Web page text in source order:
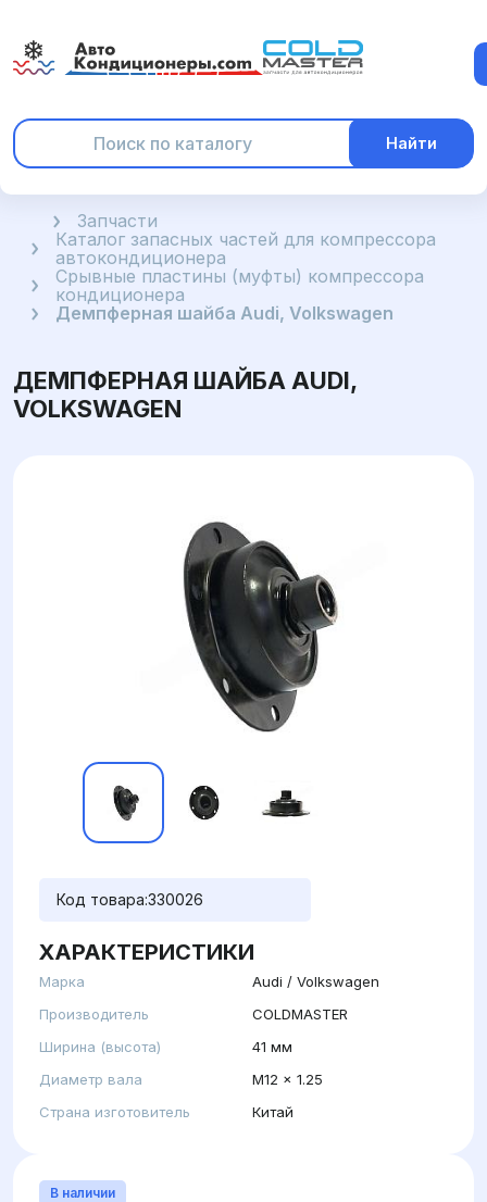
Найти
ГлавнаяЗапчасти
Каталог запасных частей для компрессора
автокондиционера
Срывные пластины (муфты) компрессора
кондиционера
Демпферная шайба Audi, Volkswagen
ДЕМПФЕРНАЯ ШАЙБА AUDI,
VOLKSWAGEN
Код товара:330026
ХАРАКТЕРИСТИКИ
Марка
Audi / Volkswagen
Производитель
COLDMASTER
Ширина (высота)
41 мм
Диаметр вала
M12 x 1.25
Страна изготовитель
Китай
В наличии